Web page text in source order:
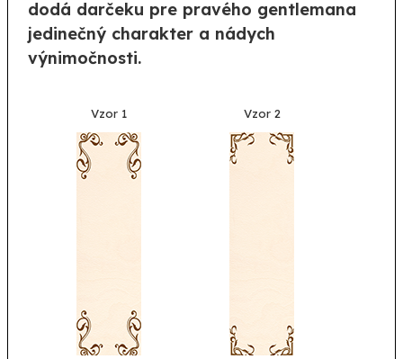
dodá darčeku pre pravého gentlemana
jedinečný charakter a nádych
výnimočnosti.
Vzor 1 Vzor 2